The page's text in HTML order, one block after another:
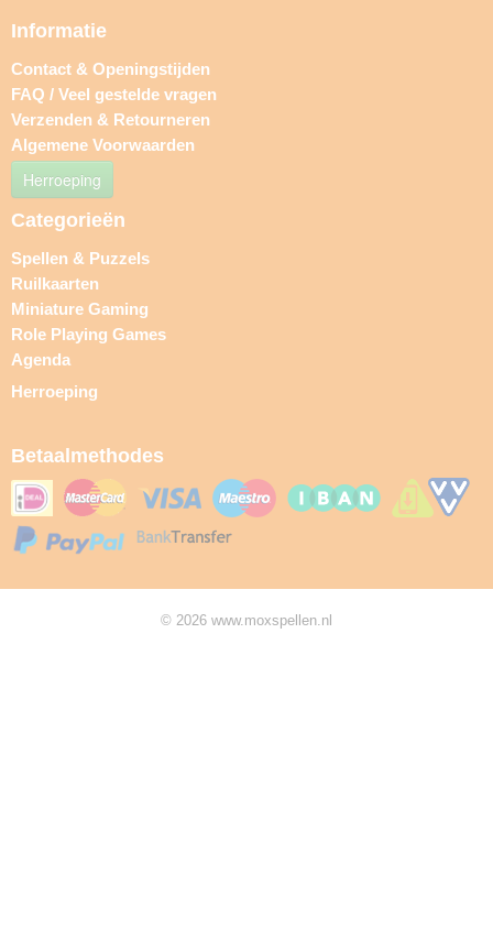
Informatie
Contact & Openingstijden
FAQ / Veel gestelde vragen
Verzenden & Retourneren
Algemene Voorwaarden
Herroeping
Categorieën
Spellen & Puzzels
Ruilkaarten
Miniature Gaming
Role Playing Games
Agenda
Herroeping
Betaalmethodes
© 2026 www.moxspellen.nl